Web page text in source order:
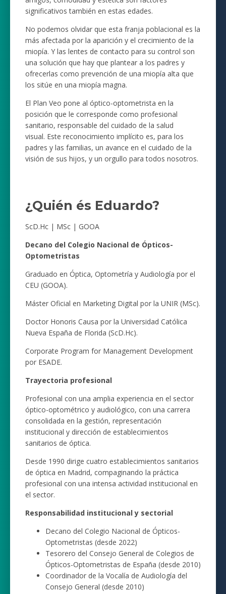
significativos también en estas edades.
No podemos olvidar que esta franja poblacional es la
más afectada por la aparición y el crecimiento de la
miopía. Y las lentes de contacto para su control son
una solución que hay que plantear a los padres y
ofrecerlas como prevención de una miopía alta que
los sitúe en una miopía magna.
El Plan Veo pone al óptico-optometrista en la
posición que le corresponde como profesional
sanitario, responsable del cuidado de la salud
visual. Este reconocimiento implícito es, para los
padres y las familias, un avance en el cuidado de la
visión de sus hijos, y un orgullo para todos nosotros.
¿Quién és Eduardo?
ScD.Hc | MSc | GOOA
Decano del Colegio Nacional de Ópticos-
Optometristas
Graduado en Óptica, Optometría y Audiología por el
CEU (GOOA).
Máster Oficial en Marketing Digital por la UNIR (MSc).
Doctor Honoris Causa por la Universidad Católica
Nueva España de Florida (ScD.Hc).
Corporate Program for Management Development
por ESADE.
Trayectoria profesional
Profesional con una amplia experiencia en el sector
óptico-optométrico y audiológico, con una carrera
consolidada en la gestión, representación
institucional y dirección de establecimientos
sanitarios de óptica.
Desde 1990 dirige cuatro establecimientos sanitarios
de óptica en Madrid, compaginando la práctica
profesional con una intensa actividad institucional en
el sector.
Responsabilidad institucional y sectorial
Decano del Colegio Nacional de Ópticos-
Optometristas (desde 2022)
Tesorero del Consejo General de Colegios de
Ópticos-Optometristas de España (desde 2010)
Coordinador de la Vocalía de Audiología del
Consejo General (desde 2010)